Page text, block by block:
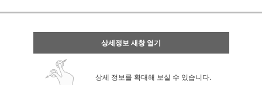
상세정보 새창 열기
상세 정보를 확대해 보실 수 있습니다.